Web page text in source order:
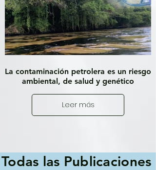
La contaminación petrolera es un riesgo
ambiental, de salud y genético
Leer más
Todas las Publicaciones